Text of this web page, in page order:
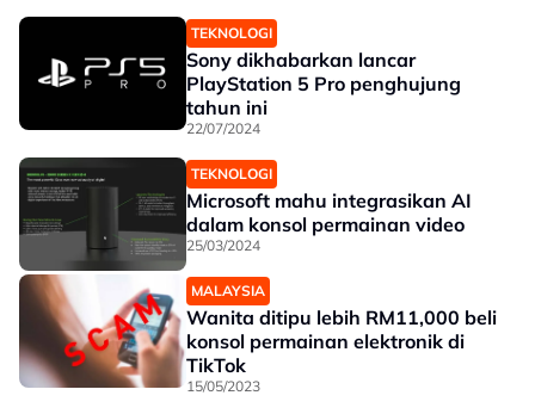
TEKNOLOGI
Sony dikhabarkan lancar
PlayStation 5 Pro penghujung
tahun ini
22/07/2024
TEKNOLOGI
Microsoft mahu integrasikan AI
dalam konsol permainan video
25/03/2024
MALAYSIA
Wanita ditipu lebih RM11,000 beli
konsol permainan elektronik di
TikTok
15/05/2023